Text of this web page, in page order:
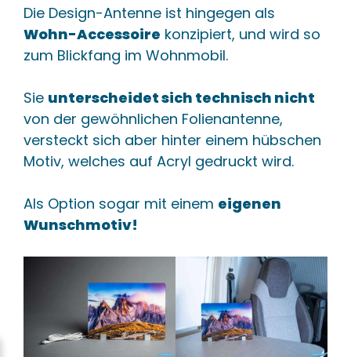
Die Design-Antenne ist hingegen als
Wohn-Accessoire konzipiert, und wird so
zum Blickfang im Wohnmobil.
Sie unterscheidet sich technisch nicht
von der gewöhnlichen Folienantenne,
versteckt sich aber hinter einem hübschen
Motiv, welches auf Acryl gedruckt wird.
Als Option sogar mit einem eigenen
Wunschmotiv!